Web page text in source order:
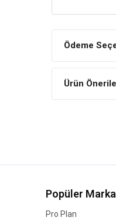
Ödeme
Ürün
Popüler
Pro Plan